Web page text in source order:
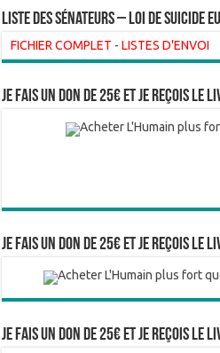
liste des sénateurs – loi de suicide
FICHIER COMPLET -LISTES D'ENVOI
Je fais un don de 25€ et je reçois le
Je fais un don de 25€ et je reçois le
Je fais un don de 25€ et je reçois le